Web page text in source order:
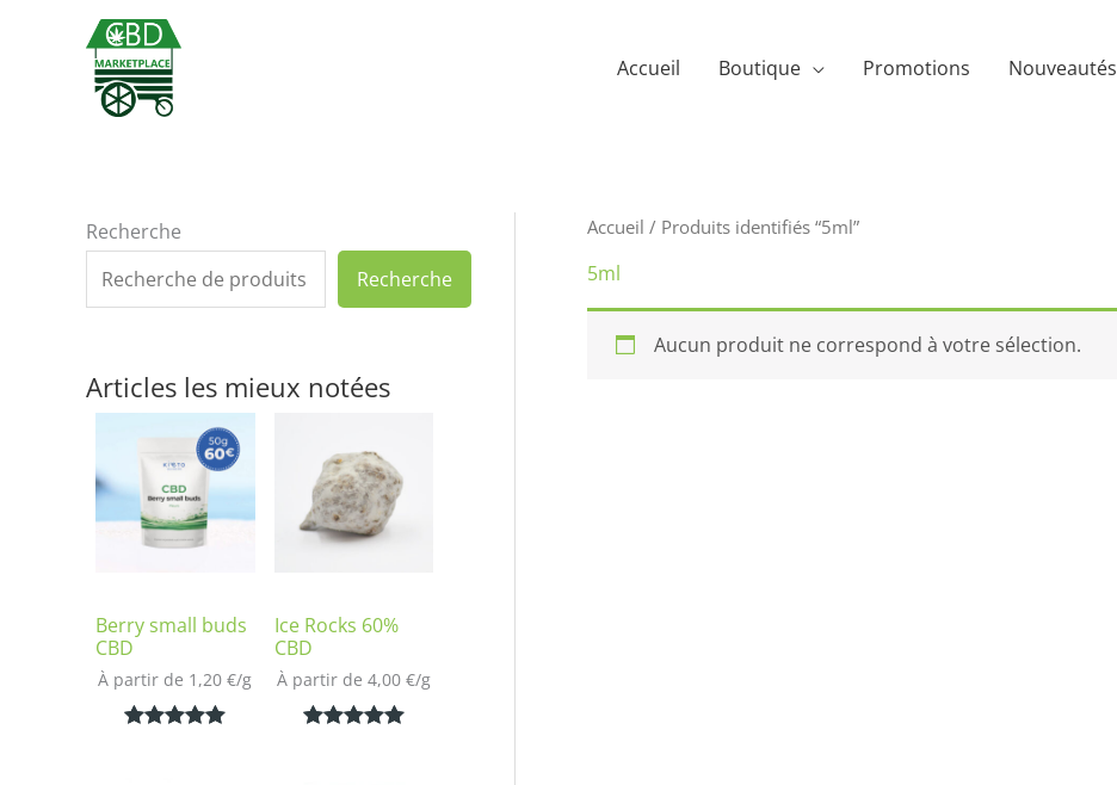
Accueil Boutique Promotions Nouveautés
Recherche
Recherche
Articles les mieux notées
Berry small buds
CBD
À partir de 1,20€/g
Ice Rocks 60%
CBD
À partir de 4,00 €/g
Accueil / Produits identifiés “5ml”
5ml
Aucun produit ne correspond à votre sélection.